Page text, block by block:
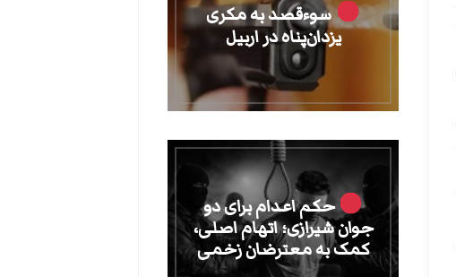
سوءقصد به مکری
یزدان‌پناه در اربیل
حکم اعدام برای دو
جوان شیرازی؛ اتهام اصلی،
کمک به معترضان زخمی